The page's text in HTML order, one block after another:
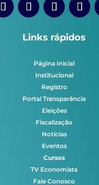
Links rápidos
Página Inicial
Institucional
Registro
Portal Transparência
Eleições
Fiscalização
Notícias
Eventos
Cursos
TV Economista
Fale Conosco